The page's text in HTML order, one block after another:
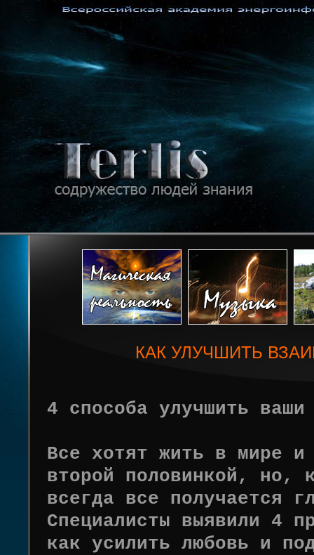
КАК УЛУЧШИТЬ
4 способа улучшить ваши
Все хотят жить в мире и
второй половинкой, но,
всегда все получается
Специалисты выявили 4
как усилить любовь и